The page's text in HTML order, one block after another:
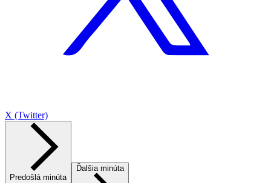
X (Twitter)
Predošlá minúta
Ďalšia minúta